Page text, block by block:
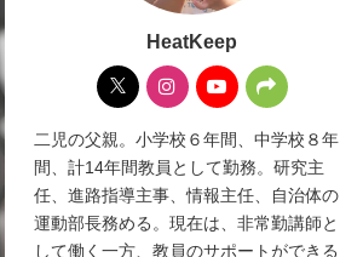
HeatKeep
二児の父親。小学校６年間、中学校８年
間、計14年間教員として勤務。研究主
任、進路指導主事、情報主任、自治体の
運動部長務める。現在は、非常勤講師と
して働く一方、教員のサポートができる